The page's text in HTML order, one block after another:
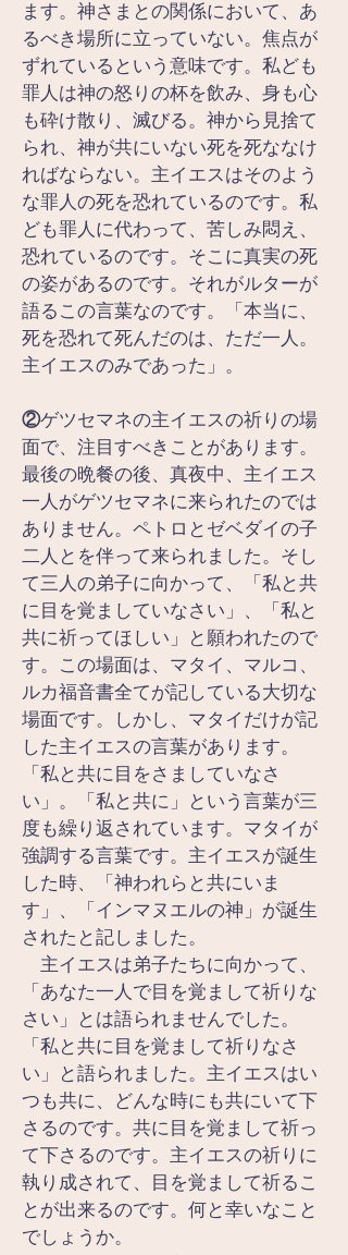
ます。神さまとの関係において、あ
るべき場所に立っていない。焦点が
ずれているという意味です。私ども
罪人は神の怒りの杯を飲み、身も心
も砕け散り、滅びる。神から見捨て
られ、神が共にいない死を死ななけ
ればならない。主イエスはそのよう
な罪人の死を恐れているのです。私
ども罪人に代わって、苦しみ悶え、
恐れているのです。そこに真実の死
の姿があるのです。それがルターが
語るこの言葉なのです。「本当に、
死を恐れて死んだのは、ただ一人。
主イエスのみであった」。
②ゲツセマネの主イエスの祈りの場
面で、注目すべきことがあります。
最後の晩餐の後、真夜中、主イエス
一人がゲツセマネに来られたのでは
ありません。ペトロとゼベダイの子
二人とを伴って来られました。そし
て三人の弟子に向かって、「私と共
に目を覚ましていなさい」、「私と
共に祈ってほしい」と願われたので
す。この場面は、マタイ、マルコ、
ルカ福音書全てが記している大切な
場面です。しかし、マタイだけが記
した主イエスの言葉があります。
「私と共に目をさましていなさ
い」。「私と共に」という言葉が三
度も繰り返されています。マタイが
強調する言葉です。主イエスが誕生
した時、「神われらと共にいま
す」、「インマヌエルの神」が誕生
されたと記しました。
主イエスは弟子たちに向かって、
「あなた一人で目を覚まして祈りな
さい」とは語られませんでした。
「私と共に目を覚まして祈りなさ
い」と語られました。主イエスはい
つも共に、どんな時にも共にいて下
さるのです。共に目を覚まして祈っ
て下さるのです。主イエスの祈りに
執り成されて、目を覚まして祈るこ
とが出来るのです。何と幸いなこと
でしょうか。